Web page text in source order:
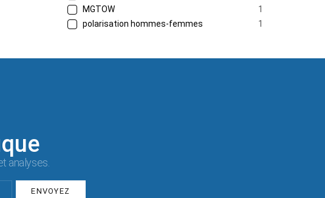
MGTOW
1
polarisation hommes-femmes
1
analyses.